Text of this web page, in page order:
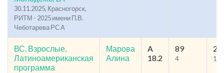
30.11.2025, Красногорск,
РИТМ - 2025 имени П.В.
Чеботарева РС А
ВС. Взрослые,
Латиноамериканская
программа
Марова
Алина
A
18.2
89
4 164